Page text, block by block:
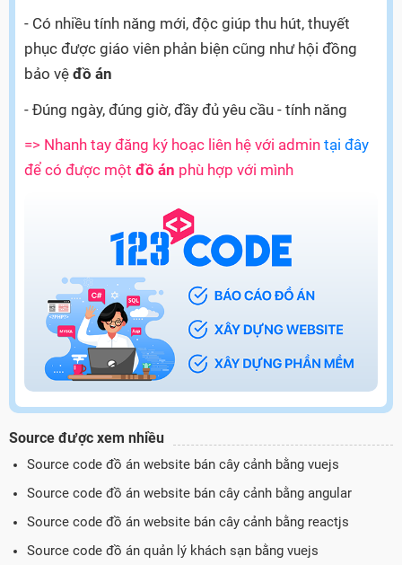
- Có nhiều tính năng mới, độc giúp thu hút, thuyết
phục được giáo viên phản biện cũng như hội đồng
bảo vệ đồ án
- Đúng ngày, đúng giờ, đầy đủ yêu cầu - tính năng
=> Nhanh tay đăng ký hoạc liên hệ với admin tại đây
để có được một đồ án phù hợp với mình
Source được xem nhiều
Source code đồ án website bán cây cảnh bằng vuejs
Source code đồ án website bán cây cảnh bằng angular
Source code đồ án website bán cây cảnh bằng reactjs
Source code đồ án quản lý khách sạn bằng vuejs